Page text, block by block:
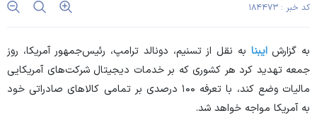
کد خبر : ۱۸۴۴۷۳
به گزارشایبنا به نقل از تسنیم، دونالد ترامپ، رئیس‌جمهور آمریکا، روز
جمعه تهدید کرد هر کشوری که بر خدمات دیجیتال شرکت‌های آمریکایی
مالیات وضع کند، با تعرفه ۱۰۰ درصدی بر تمامی کالا‌های صادراتی خود
به آمریکا مواجه خواهد شد.